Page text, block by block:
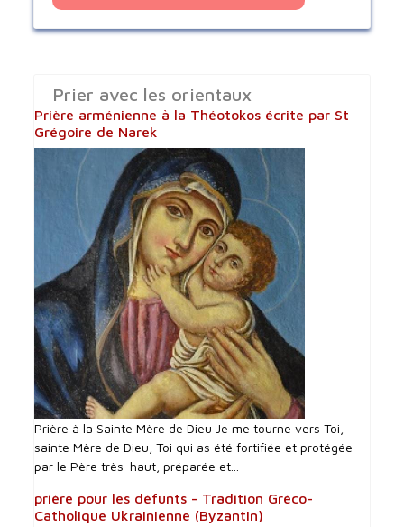
Prier avec les orientaux
Prière arménienne à la Théotokos écrite par St
Grégoire de Narek
Prière à la Sainte Mère de Dieu Je me tourne vers Toi,
sainte Mère de Dieu, Toi qui as été fortifiée et protégée
par le Père très-haut, préparée et...
prière pour les défunts - Tradition Gréco-
Catholique Ukrainienne (Byzantin)